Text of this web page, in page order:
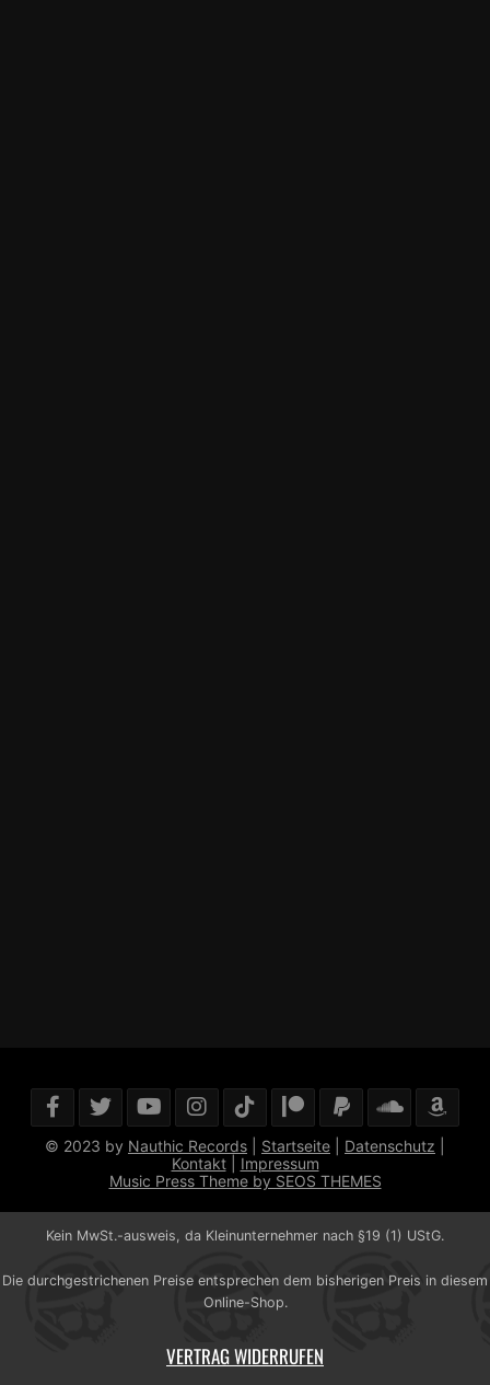
© 2023 by Nauthic Records Startseite Datenschutz
Kontakt| Impressum
Music Press Theme by SEOS THEMES
Kein MwSt.-ausweis, da Kleinunternehmer nach §19 (1) UStG.
Die durchgestrichenen Preise entsprechen dem bisherigen Preis in diesem
Online-Shop.
VERTRAG WIDERRUFEN